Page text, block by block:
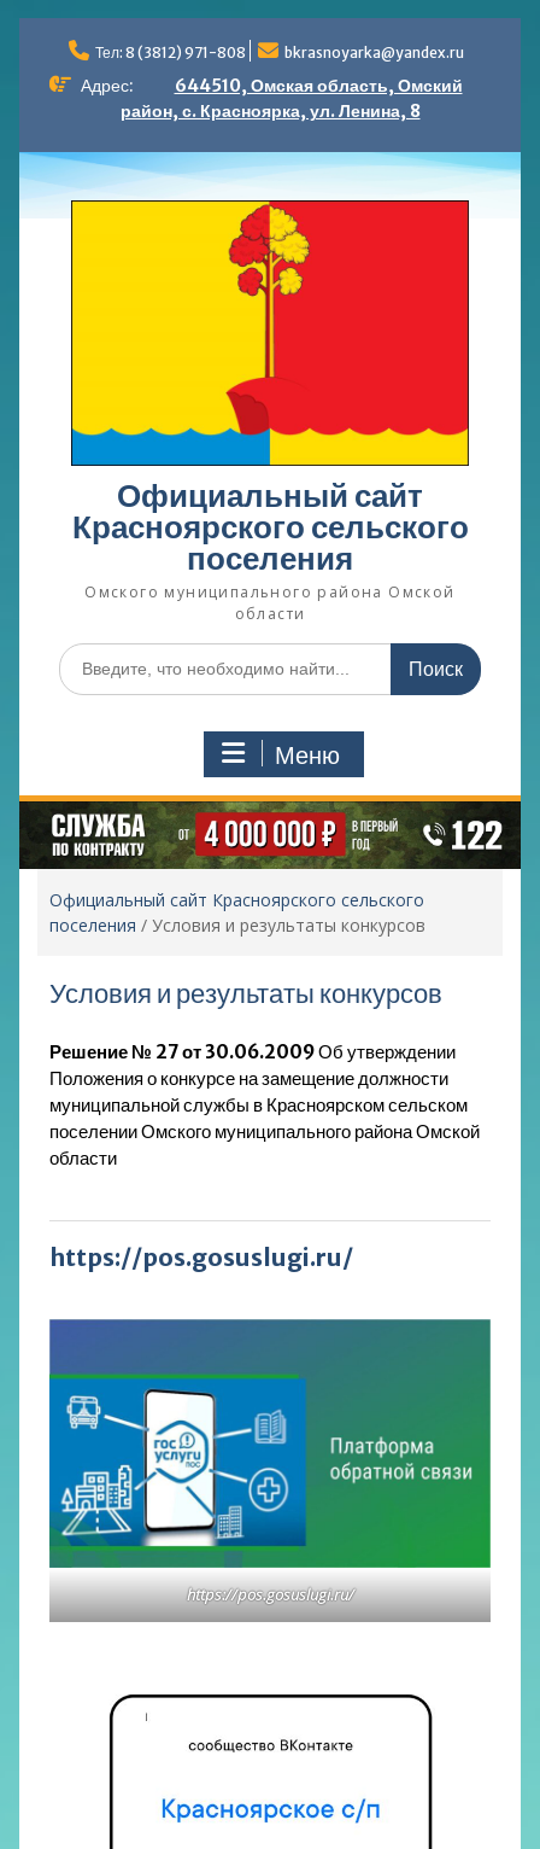
содержимому
Тел: 8 (3812) 971-808 bkrasnoyarka@yandex.ru
Адрес:
644510, Омская область, Омский
район, с. Красноярка, ул. Ленина, 8
Официальный сайт
Красноярского сельского
поселения
Омского муниципального района Омской
области
Поиск
по:
Меню
Официальный сайт Красноярского сельского
поселения / Условия и результаты конкурсов
Условия и результаты конкурсов
Решение № 27 от 30.06.2009Об утверждении
Положения о конкурсе на замещение должности
муниципальной службы в Красноярском сельском
поселении Омского муниципального района Омской
области
https://pos.gosuslugi.ru/
https://pos.gosuslugi.ru/